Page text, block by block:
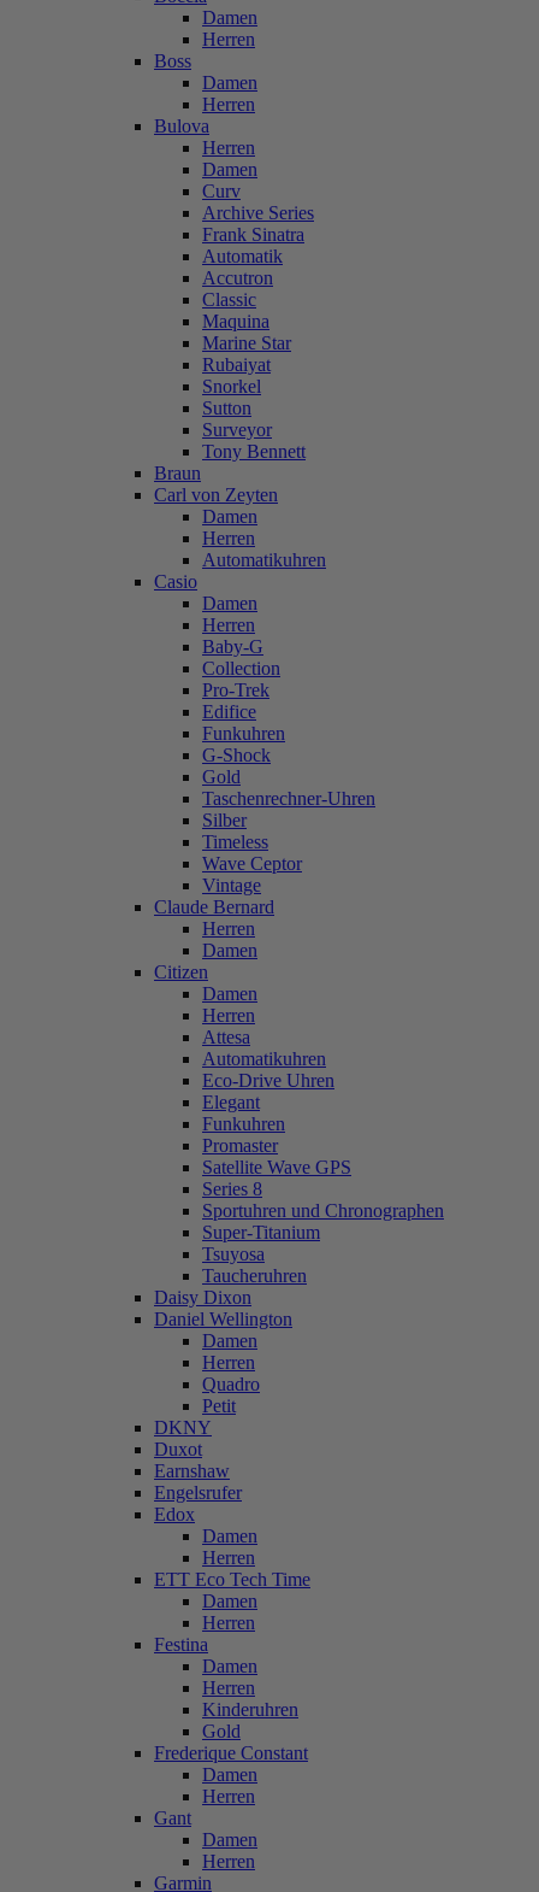
Damen
Herren
Boss
Damen
Herren
Bulova
Herren
Damen
Curv
Archive Series
Frank Sinatra
Automatik
Accutron
Classic
Maquina
Marine Star
Rubaiyat
Snorkel
Sutton
Surveyor
Tony Bennett
Braun
Carl von Zeyten
Damen
Herren
Automatikuhren
Casio
Damen
Herren
Baby-G
Collection
Pro-Trek
Edifice
Funkuhren
G-Shock
Gold
Taschenrechner-Uhren
Silber
Timeless
Wave Ceptor
Vintage
Claude Bernard
Herren
Damen
Citizen
Damen
Herren
Attesa
Automatikuhren
Eco-Drive Uhren
Elegant
Funkuhren
Promaster
Satellite Wave GPS
Series 8
Sportuhren und Chronographen
Super-Titanium
Tsuyosa
Taucheruhren
Daisy Dixon
Daniel Wellington
Damen
Herren
Quadro
Petit
DKNY
Duxot
Earnshaw
Engelsrufer
Edox
Damen
Herren
ETT Eco Tech Time
Damen
Herren
Festina
Damen
Herren
Kinderuhren
Gold
Frederique Constant
Damen
Herren
Gant
Damen
Herren
Garmin